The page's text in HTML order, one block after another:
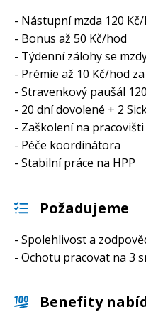
- Nástupní mzda 120
- Bonus až 50 Kč/hod
- Týdenní zálohy se
- Prémie až 10 Kč/hod
- Stravenkový paušál
- 20 dní dovolené + 2
- Zaškolení na pracovišti
- Péče koordinátora
- Stabilní práce na HPP
Požadujeme
- Spolehlivost a
- Ochotu pracovat na 3
Benefity